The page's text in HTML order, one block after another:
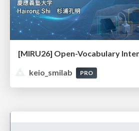
keio_smilab
PRO